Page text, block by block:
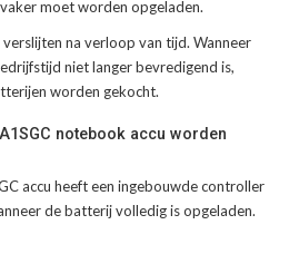
moet worden opgeladen.
na verloop van tijd. Wanneer
niet langer bevredigend is,
worden gekocht.
notebook accu worden
accu heeft een ingebouwde controller
de batterij volledig is opgeladen.